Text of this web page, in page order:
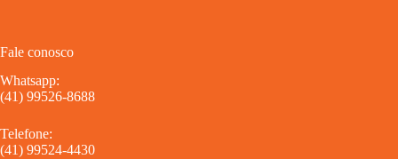
Fale conosco
Whatsapp:
(41) 99526-8688
Telefone:
(41) 99524-4430